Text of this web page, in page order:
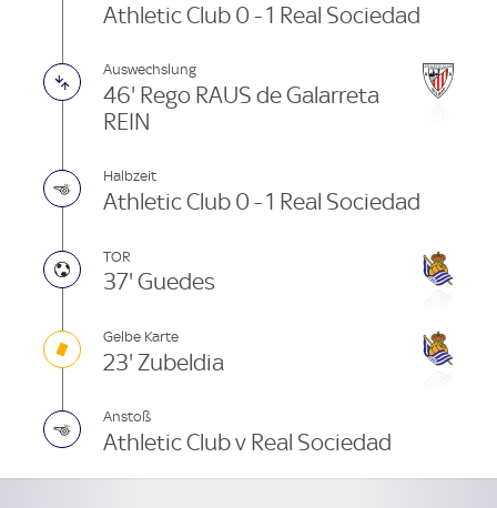
Athletic Club 0 - 1 Real Sociedad
Auswechslung
46' Rego RAUS de Galarreta
REIN
Halbzeit
Athletic Club 0 - 1 Real Sociedad
TOR
37' Guedes
Gelbe Karte
23' Zubeldia
Anstoß
Athletic Club v Real Sociedad